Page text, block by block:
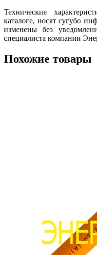
Технические
каталоге, носят сугубо
изменены без
специалиста компании
Похожие товары